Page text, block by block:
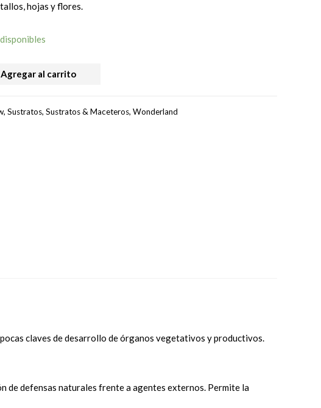
hojas y flores.
Agregar al carrito
, Sustratos, Sustratos & Maceteros, Wonderland
claves de desarrollo de órganos vegetativos y productivos.
de defensas naturales frente a agentes externos. Permite la